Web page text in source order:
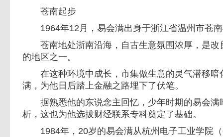
苍南起步
1964年12月，易会满出身于浙江省温州市苍南
苍南地处浙南沿海，自古生意氛围浓厚，是改
的地区之一。
在这种环境中成长，市集做生意的灵气潜移暗
满，为他日后踏上金融之路埋下了伏笔。
据熟悉他的东说念主回忆，少年时期的易会满
析，这也为他选拔财经联系专科奠定了基础。
1984年，20岁的易会满从杭州电子工业学院（